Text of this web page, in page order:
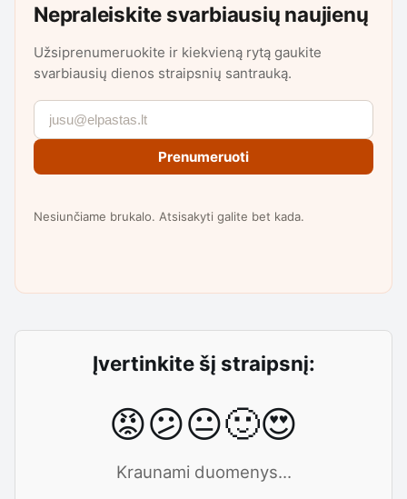
Nepraleiskite svarbiausių naujienų
Užsiprenumeruokite ir kiekvieną rytą gaukite
svarbiausių dienos straipsnių santrauką.
Prenumeruoti
Nesiunčiame brukalo. Atsisakyti galite bet kada.
Įvertinkite šį straipsnį:
😡😕😐🙂😍
Kraunami duomenys...